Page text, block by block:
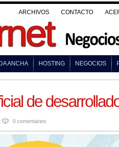
ARCHIVOS CONTACTO
ANCHA HOSTING NEGOCIOS
de
0 comentarios